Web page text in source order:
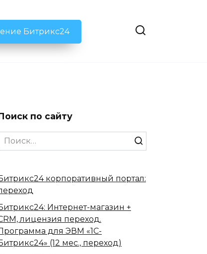
Битрикс24
по сайту
Search
корпоративный портал:
Интернет-магазин +
лицензия переход.
для ЭВМ «1С-
(12 мес., переход)